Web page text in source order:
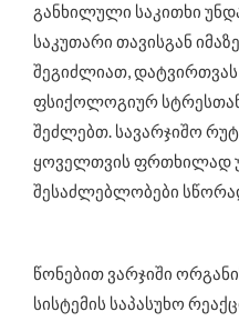
განხილული საკითხი
საკუთარი თავისგან
შეგიძლიათ,
ფსიქოლოგიურ
შეძლებთ. სავარჯიშო
ყოველთვის ფრთხილად
შესაძლებლობები
წონებით ვარჯიში
სისტემის საპასუხო